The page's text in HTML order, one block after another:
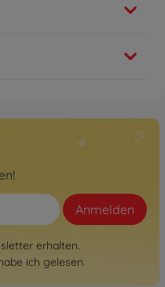
Anmelden
erhalten.
ich gelesen.